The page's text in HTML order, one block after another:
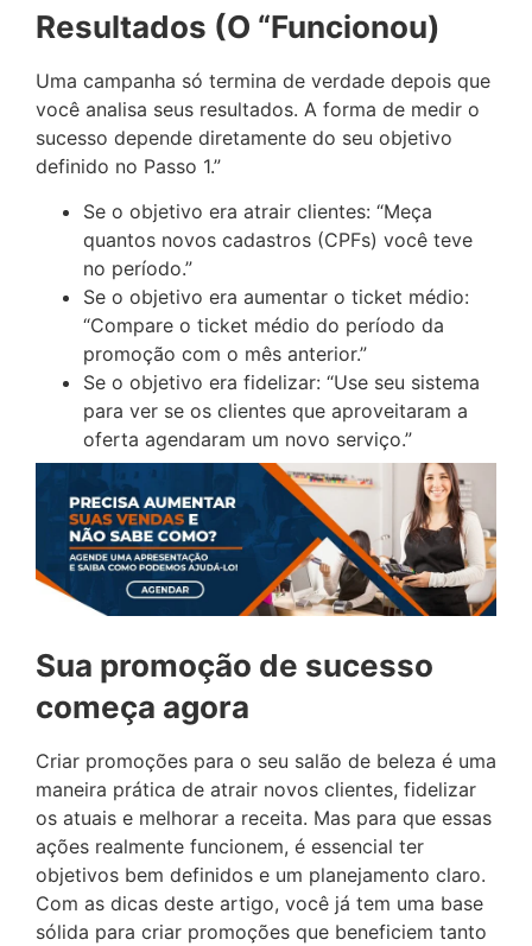
Resultados (O “Funcionou)
Uma campanha só termina de verdade depois que
você analisa seus resultados. A forma de medir o
sucesso depende diretamente do seu objetivo
definido no Passo 1.”
Se o objetivo era atrair clientes: “Meça
quantos novos cadastros (CPFs) você teve
no período.”
Se o objetivo era aumentar o ticket médio:
“Compare o ticket médio do período da
promoção com o mês anterior.”
Se o objetivo era fidelizar: “Use seu sistema
para ver se os clientes que aproveitaram a
oferta agendaram um novo serviço.”
Sua promoção de sucesso
começa agora
Criar promoções para o seu salão de beleza é uma
maneira prática de atrair novos clientes, fidelizar
os atuais e melhorar a receita. Mas para que essas
ações realmente funcionem, é essencial ter
objetivos bem definidos e um planejamento claro.
Com as dicas deste artigo, você já tem uma base
sólida para criar promoções que beneficiem tanto